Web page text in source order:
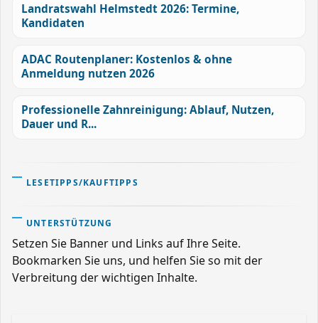
Landratswahl Helmstedt 2026: Termine,
Kandidaten
ADAC Routenplaner: Kostenlos & ohne
Anmeldung nutzen 2026
Professionelle Zahnreinigung: Ablauf, Nutzen,
Dauer und R...
LESETIPPS/KAUFTIPPS
UNTERSTÜTZUNG
Setzen Sie Banner und Links auf Ihre Seite.
Bookmarken Sie uns, und helfen Sie so mit der
Verbreitung der wichtigen Inhalte.